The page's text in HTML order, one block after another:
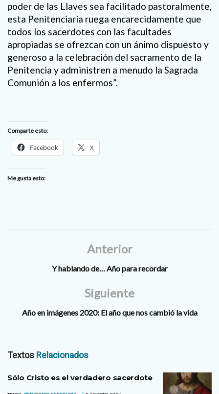
poder de las Llaves sea facilitado pastoralmente,
esta Penitenciaría ruega encarecidamente que
todos los sacerdotes con las facultades
apropiadas se ofrezcan con un ánimo dispuesto y
generoso a la celebración del sacramento de la
Penitencia y administren a menudo la Sagrada
Comunión a los enfermos”.
Comparte esto:
Facebook X
Me gusta esto:
Anterior
Y hablando de… Año para recordar
Siguiente
Año en imágenes 2020: El año que nos cambió la vida
Textos Relacionados
Sólo Cristo es el verdadero sacerdote